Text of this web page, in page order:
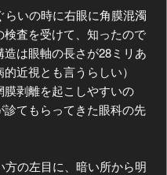
いの時に右眼に角膜混濁
査を受けて、知ったので
は眼軸の長さが28ミリあ
近視とも言うらしい）
剥離を起こしやすいの
てもらってきた眼科の先
の左目に、暗い所から明